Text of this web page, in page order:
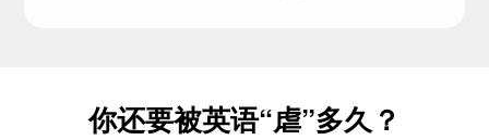
你还要被英语“虐”多久？